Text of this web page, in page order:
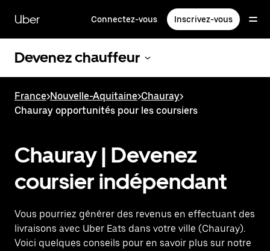
contenu
principal
Uber Connectez-vous Inscrivez-vous
Devenez chauffeur
France>Nouvelle-Aquitaine>Chauray>
Chauray opportunités pour les coursiers
Chauray | Devenez
coursier indépendant
Vous pourriez générer des revenus en effectuant des
livraisons avec Uber Eats dans votre ville (Chauray).
Voici quelques conseils pour en savoir plus sur notre